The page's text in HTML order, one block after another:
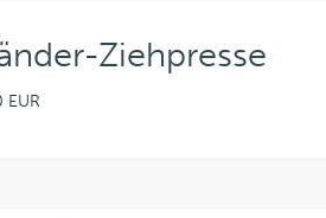
Ziehpresse
EUR